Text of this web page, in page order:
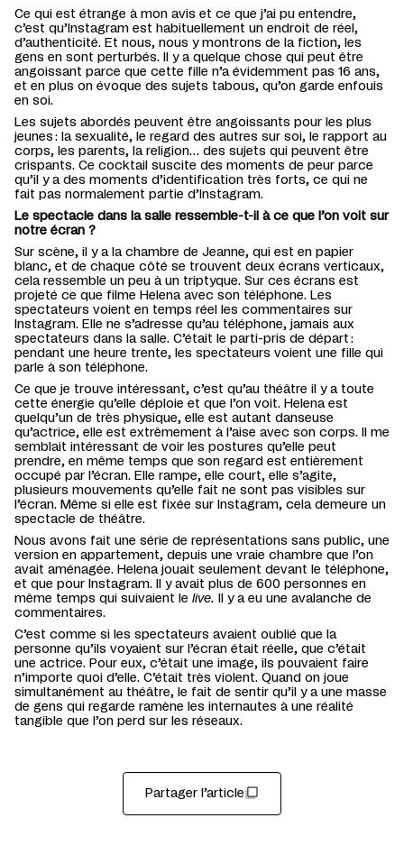
Ce qui est étrange à mon avis et ce que j’ai pu entendre,
c’est qu’ Instagram est habituellement un endroit de réel,
d’authenticité. Et nous, nous y montrons de la fiction, les
gens en sont perturbés. Il y a quelque chose qui peut être
angoissant parce que cette fille n’a évidemment pas 16 ans,
et en plus on évoque des sujets tabous, qu’on garde enfouis
en soi.
Les sujets abordés peuvent être angoissants pour les plus
jeunes : la sexualité, le regard des autres sur soi, le rapport au
corps, les parents, la religion… des sujets qui peuvent être
crispants. Ce cocktail suscite des moments de peur parce
qu’il y a des moments d’identification très forts, ce qui ne
fait pas normalement partie d’Instagram.
Le spectacle dans la salle ressemble-t-il à ce que l’on voit sur
notre écran ?
Sur scène, il y a la chambre de Jeanne, qui est en papier
blanc, et de chaque côté se trouvent deux écrans verticaux,
cela ressemble un peu à un triptyque. Sur ces écrans est
projeté ce que filme Helena avec son téléphone. Les
spectateurs voient en temps réel les commentaires sur
Instagram. Elle ne s’adresse qu’au téléphone, jamais aux
spectateurs dans la salle. C’était le parti-pris de départ :
pendant une heure trente, les spectateurs voient une fille qui
parle à son téléphone.
Ce que je trouve intéressant, c’est qu’au théâtre il y a toute
cette énergie qu’elle déploie et que l’on voit. Helena est
quelqu’un de très physique, elle est autant danseuse
qu’actrice, elle est extrêmement à l’aise avec son corps. Il me
semblait intéressant de voir les postures qu’elle peut
prendre, en même temps que son regard est entièrement
occupé par l’écran. Elle rampe, elle court, elle s’agite,
pl usieurs mouvements qu’elle fait ne sont pas visibles sur
l’écran. Même si elle est fixée sur Instagram, cela demeure un
spectacle de théâtre.
Nous avons fait une série de représentations sans public, une
version en appartement, depuis une vraie chambre que l’on
avait aménagée. Helena jouait seulement devant le téléphone,
et que pour Instagram. Il y avait plus de 600 personnes en
même temps qui suivaient le live. Il y a eu une avalanche de
commentaires.
C’est comme si les spectateurs avaient oublié que la
personne qu’ils voyaient sur l’écran était réelle, que c’était
une actrice. Pour eux, c’était une image, ils pouvaient faire
n’importe quoi d’elle. C’était très violent. Quand on joue
simultanément au théâtre, le fait de sentir qu’il y a une masse
de gens qui regarde ramène les internautes à une réalité
tangible que l ’on perd sur les réseaux.
Partager l’article